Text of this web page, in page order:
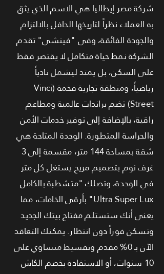
شركة مصر إيطاليا هي الاسم الذي يثق
به العملاء نظراً لتاريخها الحافل بالالتزام
والجودة الفائقة، وفي "فينشي" تقدم
الشركة نمط حياة متكامل لا يقتصر فقط
على السكن، بل يمتد ليشمل نادياً
رياضياً، ومنطقة تجارية فخمة (Vinci
Street) تضم براندات عالمية ومطاعم
راقية، بالإضافة إلى توفير خدمات الأمن
والحراسة المتطورة. الوحدة المتاحة هي
شقة بمساحة 144 متر، مقسمة إلى 3
غرف نوم بتصميم مريح يستغل كل متر
في الوحدة، وتصلك "متشطبة بالكامل
Ultra Super Lux" بأرقى الخامات، مما
يعني أنك ستستلم مفتاح بيتك الجديد
وتسكن فوراً دون انتظار. يمكنك التعاقد
الآن بـ 0% مقدم وتقسيط متساوي على
10 سنوات، أو الاستفادة بخصم الكاش